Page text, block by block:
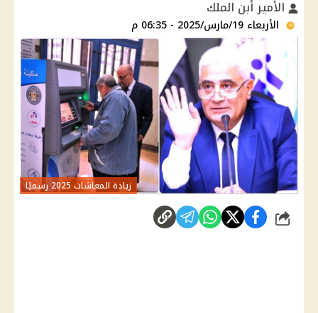
الأمير أبن الملك
الأربعاء 19/مارس/2025 - 06:35 م
زيادة المعاشات 2025 رسميًا
شارك